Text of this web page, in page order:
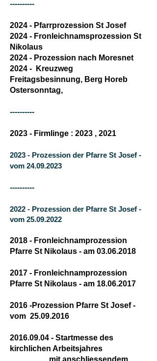
----------
2024 - Pfarrprozession St Josef
2024 - Fronleichnamsprozession St
Nikolaus
2024 - Prozession nach Moresnet
2024 - Kreuzweg
Freitagsbesinnung, Berg Horeb
Ostersonntag,
----------
2023 - Firmlinge : 2023 , 2021
2023 - Prozession der Pfarre St Josef -
vom 24.09.2023
----------
2022 - Prozession der Pfarre St Josef -
vom 25.09.2022
2018 - Fronleichnamprozession
Pfarre St Nikolaus - am 03.06.2018
2017 - Fronleichnamprozession
Pfarre St Nikolaus - am 18.06.2017
2016 -Prozession Pfarre St Josef -
vom 25.09.2016
2016.09.04 - Startmesse des
kirchlichen Arbeitsjahres
mit anschliessendem